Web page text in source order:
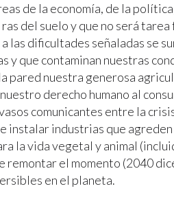
de la economía, de la
ras del suelo y que no será
a las dificultades señaladas se
y que contaminan nuestras
pared nuestra generosa
derecho humano al
comunicantes entre la
instalar industrias que
la vida vegetal y animal
remontar el momento (2040
en el planeta.